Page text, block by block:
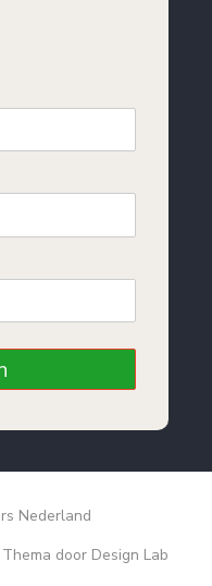
Nederland
Thema door Design Lab